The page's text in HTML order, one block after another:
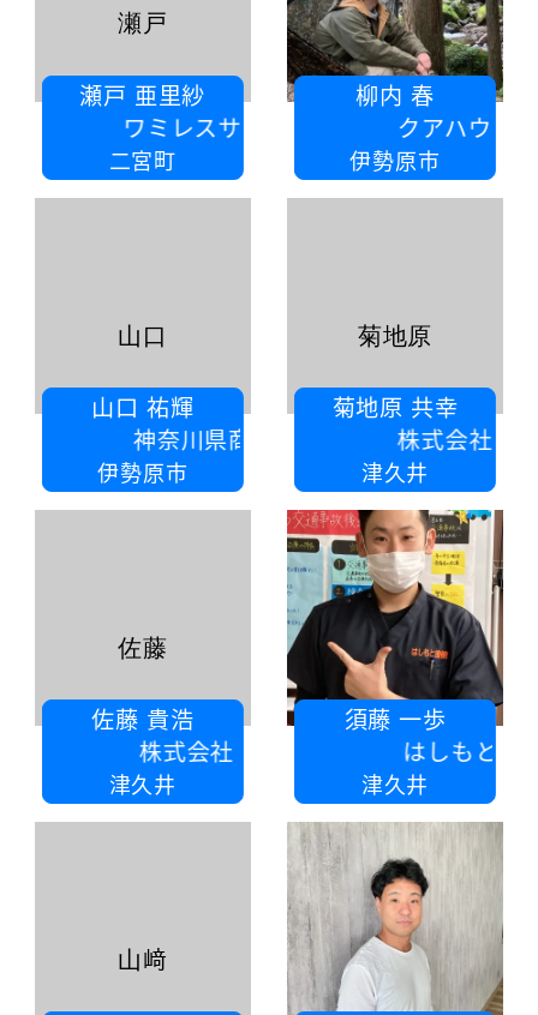
瀬戸 亜里紗
レスサロン二宮Colza
二宮町
瀬戸
柳内 春
クアハウス山小屋
伊勢原市
山口 祐輝
神奈川県商工会連合会
伊勢原市
山口
菊地原 共幸
株式会社一心工業
津久井
菊地原
佐藤 貴浩
株式会社 佐藤建築
津久井
佐藤
須藤 一歩
はしもと接骨院
津久井
山﨑